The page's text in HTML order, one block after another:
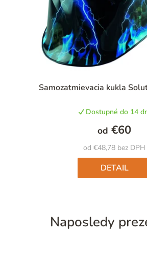
Samozatmievacia kukla
je
4,8
z
5
Dostupné do 14
od €48,78 bez DPH
od €60
DETAIL
Naposledy